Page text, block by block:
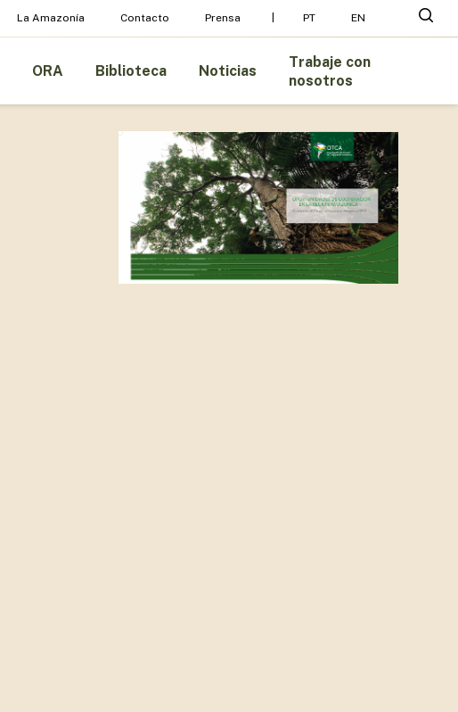
La Amazonía Contacto Prensa PT EN
ORA Biblioteca Noticias
Trabaje con
nosotros
Menu